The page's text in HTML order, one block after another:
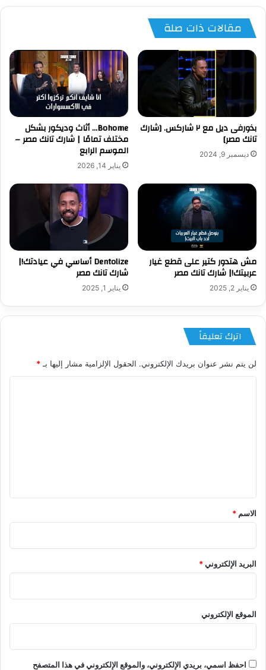
مقالات ذات صلة
بذورفى ديل مع ٢ شاركس. [شارك
تانك مصر]
ديسمبر 9, 2024
Bohome… أثاث وديكور بشكل
مختلف تمامًا | شارك تانك مصر –
الموسم الرابع
يناير 14, 2026
مش هتدور كتير على قطع غيار
عربيتك!| شارك تانك مصر
يناير 2, 2025
Dentolize أساسي في عيادتك!|
شارك تانك مصر
يناير 1, 2025
اترك تعليقاً
لن يتم نشر عنوان بريدك الإلكتروني. الحقول الإلزامية مشار إليها بـ *
*
الاسم *
البريد الإلكتروني*
الموقع الإلكتروني
احفظ اسمي، بريدي الإلكتروني، والموقع الإلكتروني في هذا المتصفح